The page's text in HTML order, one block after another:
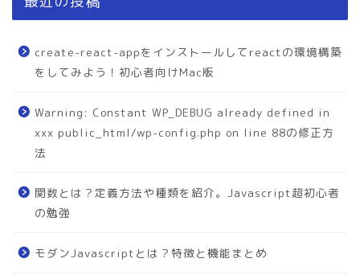
create-react-appをインストールしてreactの環境構築
をしてみよう！初心者向けMac版
Warning: Constant WP_DEBUG already defined in
xxx public_html/wp-config.php on line 88の修正方
法
関数とは？定義方法や種類を紹介。Javascript超初心者
の勉強
モダンJavascriptとは？特徴と機能まとめ